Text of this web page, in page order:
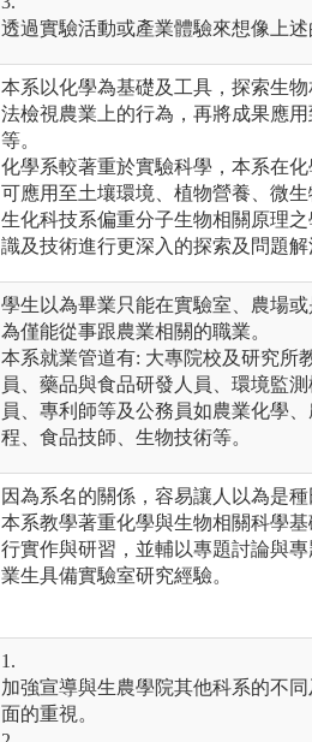
透過實驗活動或產業體驗來想像上述
本系以化學為基礎及工具，探索生
法檢視農業上的行為，再將成果應
等。
化學系較著重於實驗科學，本系在
可應用至土壤環境、植物營養、微生
生化科技系偏重分子生物相關原理
識及技術進行更深入的探索及問題解
學生以為畢業只能在實驗室、農場
為僅能從事跟農業相關的職業。
本系就業管道有: 大專院校及研究所
員、藥品與食品研發人員、環境監
員、專利師等及公務員如農業化學
程、食品技師、生物技術等。
因為系名的關係，容易讓人以為是
本系教學著重化學與生物相關科學
行實作與研習，並輔以專題討論與
業生具備實驗室研究經驗。
1.
加強宣導與生農學院其他科系的不
面的重視。